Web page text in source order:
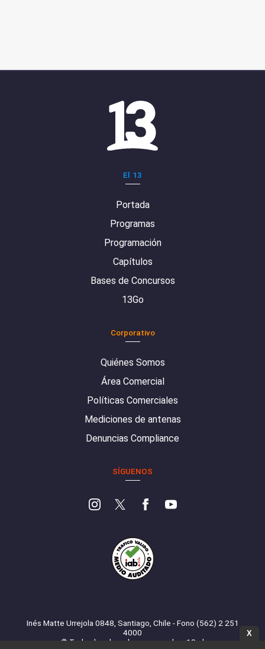
El 13
Portada
Programas
Programación
Capítulos
Bases de Concursos
13Go
Corporativo
Quiénes Somos
Área Comercial
Políticas Comerciales
Mediciones de antenas
Denuncias Compliance
SÍGUENOS
Inés Matte Urrejola 0848, Santiago, Chile - Fono (562) 2 251
4000
© Todos los derechos reservados. 13.cl
X